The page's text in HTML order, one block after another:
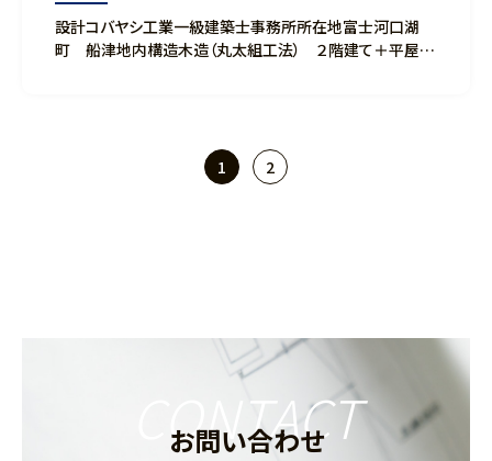
設計コバヤシ工業一級建築士事務所所在地富士河口湖
町 船津地内構造木造（丸太組工法） ２階建て＋平屋建
1 2
CONTACT
お問い合わせ